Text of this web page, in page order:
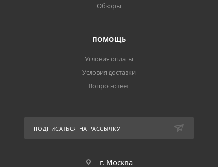
Обзоры
ПОМОЩЬ
Условия оплаты
Условия доставки
Вопрос-ответ
ПОДПИСАТЬСЯ НА РАССЫЛКУ
г. Москва